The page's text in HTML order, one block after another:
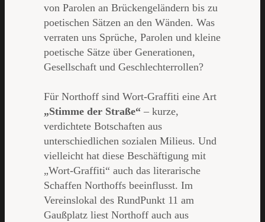
von Parolen an Brückengeländern bis zu
poetischen Sätzen an den Wänden. Was
verraten uns Sprüche, Parolen und kleine
poetische Sätze über Generationen,
Gesellschaft und Geschlechterrollen?
Für Northoff sind Wort-Graffiti eine Art
„Stimme der Straße“ – kurze,
verdichtete Botschaften aus
unterschiedlichen sozialen Milieus. Und
vielleicht hat diese Beschäftigung mit
„Wort-Graffiti“ auch das literarische
Schaffen Northoffs beeinflusst. Im
Vereinslokal des RundPunkt 11 am
Gaußplatz liest Northoff auch aus